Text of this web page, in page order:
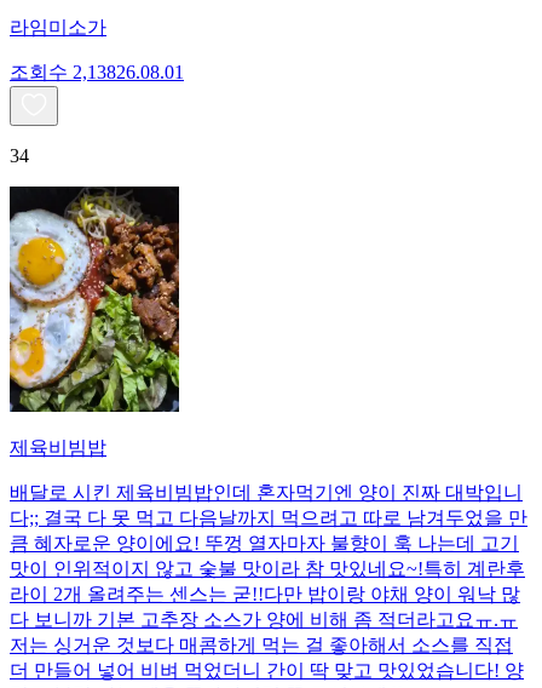
라임미소가
조회수 2,13826.08.01
34
제육비빔밥
배달로 시킨 제육비빔밥인데 혼자먹기엔 양이 진짜 대박입니
다;; 결국 다 못 먹고 다음날까지 먹으려고 따로 남겨두었을 만
큼 혜자로운 양이에요! 뚜껑 열자마자 불향이 훅 나는데 고기
맛이 인위적이지 않고 숯불 맛이라 참 맛있네요~!특히 계란후
라이 2개 올려주는 센스는 굳!! ​다만 밥이랑 야채 양이 워낙 많
다 보니까 기본 고추장 소스가 양에 비해 좀 적더라고요ㅠ.ㅠ
저는 싱거운 것보다 매콤하게 먹는 걸 좋아해서 소스를 직접
더 만들어 넣어 비벼 먹었더니 간이 딱 맞고 맛있었습니다! 양